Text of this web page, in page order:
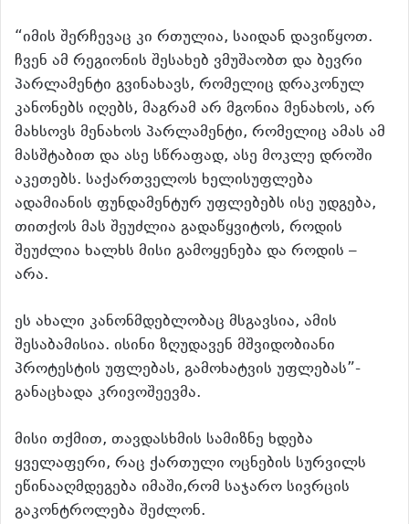
“იმის შერჩევაც კი რთულია, საიდან დავიწყოთ.
ჩვენ ამ რეგიონის შესახებ ვმუშაობთ და ბევრი
პარლამენტი გვინახავს, რომელიც დრაკონულ
კანონებს იღებს, მაგრამ არ მგონია მენახოს, არ
მახსოვს მენახოს პარლამენტი, რომელიც ამას ამ
მასშტაბით და ასე სწრაფად, ასე მოკლე დროში
აკეთებს. საქართველოს ხელისუფლება
ადამიანის ფუნდამენტურ უფლებებს ისე უდგება,
თითქოს მას შეუძლია გადაწყვიტოს, როდის
შეუძლია ხალხს მისი გამოყენება და როდის –
არა.
ეს ახალი კანონმდებლობაც მსგავსია, ამის
შესაბამისია. ისინი ზღუდავენ მშვიდობიანი
პროტესტის უფლებას, გამოხატვის უფლებას”-
განაცხადა კრივოშეევმა.
მისი თქმით, თავდასხმის სამიზნე ხდება
ყველაფერი, რაც ქართული ოცნების სურვილს
ეწინააღმდეგება იმაში,რომ საჯარო სივრცის
გაკონტროლება შეძლონ.